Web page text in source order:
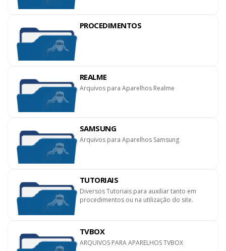
PROCEDIMENTOS
REALME
Arquivos para Aparelhos Realme
SAMSUNG
Arquivos para Aparelhos Samsung
TUTORIAIS
Diversos Tutoriais para auxiliar tanto em
procedimentos ou na utilização do site.
TVBOX
ARQUIVOS PARA APARELHOS TVBOX